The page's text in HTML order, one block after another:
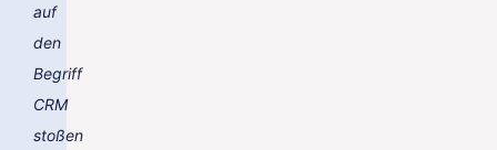
auf
den
Begriff
CRM
stoßen